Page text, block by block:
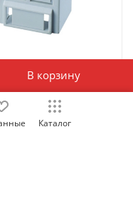
В корзину
выводов TCВ22-
Каталог